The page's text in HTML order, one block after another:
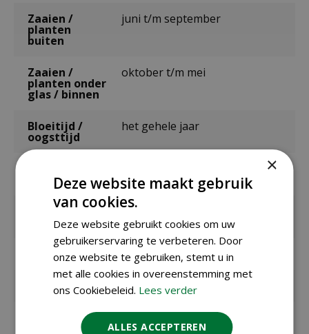
Zaaien /
planten
buiten
juni t/m september
Zaaien /
planten onder
glas / binnen
oktober t/m mei
Bloeitijd /
oogsttijd
het gehele jaar
Kiemduur in
dagen
ca. 10 dagen
Inhoud 12 gram
Kleur groen
×
Deze website maakt gebruik
van cookies.
Deze website gebruikt cookies om uw
gebruikerservaring te verbeteren. Door
onze website te gebruiken, stemt u in
met alle cookies in overeenstemming met
ons Cookiebeleid. Lees verder
ALLES ACCEPTEREN